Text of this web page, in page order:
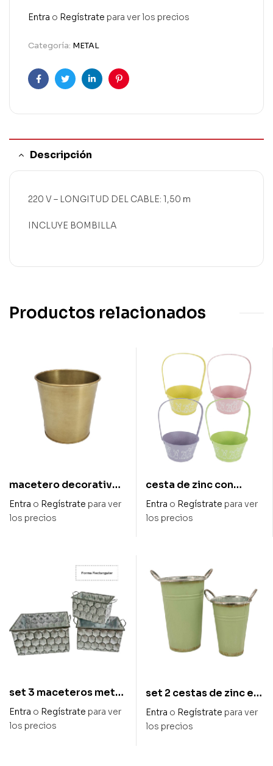
Entra o Regístrate para ver los precios
Categoría: METAL
FacebookTwitterLinkedinPinterest
Descripción
220 V – LONGITUD DEL CABLE: 1,50 m
INCLUYE BOMBILLA
Productos relacionados
macetero decorativo
metal dia 12 x 11 cm
alto
Entra o Regístrate para ver
los precios
cesta de zinc con
conejitos diam 19/13,6
x 10,5/29,5 cm alto
Entra o Regístrate para ver
los precios
set 3 maceteros metal
rectangulares
Entra o Regístrate para ver
los precios
set 2 cestas de zinc en
verde con asa
Entra o Regístrate para ver
los precios